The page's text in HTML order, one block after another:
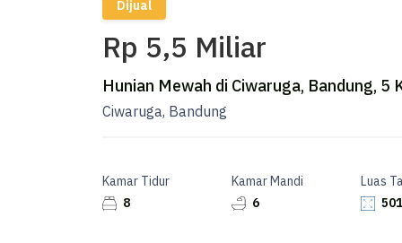
Dijual
Rp 5,5 Miliar
Hunian Mewah di Ciwaruga, Bandung, 5
Ciwaruga, Bandung
Kamar Tidur
8
Kamar Mandi
6
Luas